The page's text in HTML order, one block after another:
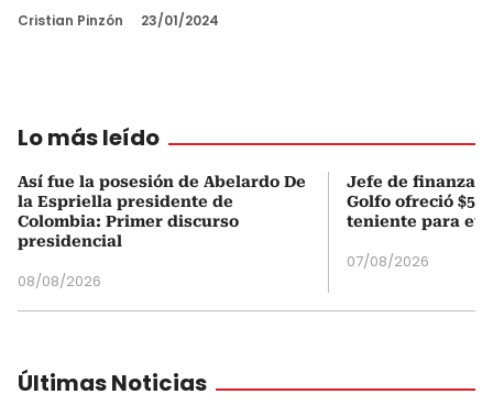
Cristian Pinzón 23/01/2024
Lo más leído
Así fue la posesión de Abelardo De
la Espriella presidente de
Colombia: Primer discurso
presidencial
08/08/2026
Jefe de finanzas
Golfo ofreció
teniente para
07/08/2026
Últimas Noticias